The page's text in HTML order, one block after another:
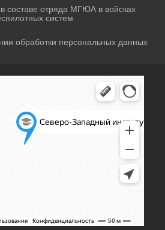
составе отряда МГЮА в войсках
систем
обработки персональных данных